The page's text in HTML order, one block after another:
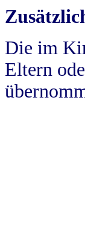
Die im
Eltern